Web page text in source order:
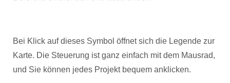
Bei Klick auf dieses Symbol öffnet sich die Legende zur
Karte. Die Steuerung ist ganz einfach mit dem Mausrad,
und Sie können jedes Projekt bequem anklicken.